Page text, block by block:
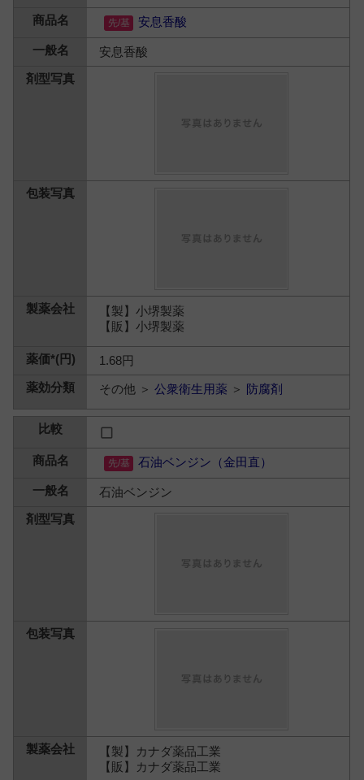
安息香酸
安息香酸
【製】小堺製薬
【販】小堺製薬
1.68円
その他 ＞公衆衛生用薬 ＞ 防腐剤
石油ベンジン（金田直）
石油ベンジン
【製】カナダ薬品工業
【販】カナダ薬品工業